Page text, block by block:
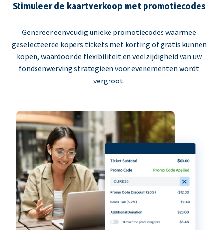
Stimuleer de kaartverkoop met promotiecodes
Genereer eenvoudig unieke promotiecodes waarmee
geselecteerde kopers tickets met korting of gratis kunnen
kopen, waardoor de flexibiliteit en veelzijdigheid van uw
fondsenwerving strategieën voor evenementen wordt
vergroot.